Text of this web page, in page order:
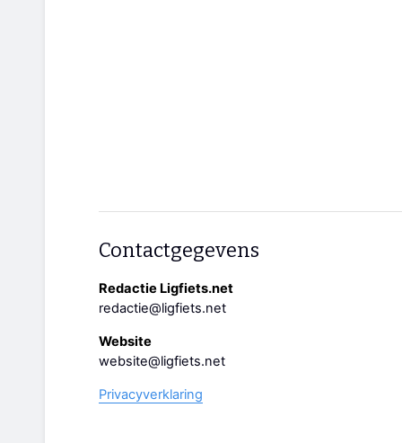
Contactgegevens
Redactie Ligfiets.net
redactie@ligfiets.net
Website
website@ligfiets.net
Privacyverklaring